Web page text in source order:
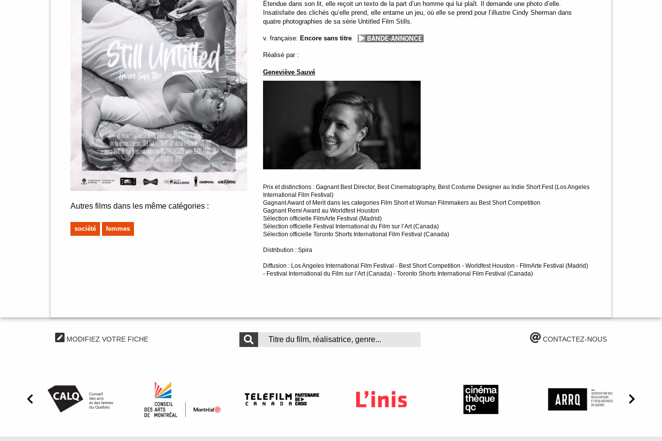
Autres films dans les même catégories :
société femmes
Étendue dans son lit, elle reçoit un texto de la part d’un homme qui lui plaît. Il demande une photo d’elle.
Insatisfaite des clichés qu’elle prend, elle entame un jeu, où elle se prend pour l’illustre Cindy Sherman dans
quatre photographies de sa série Untitled Film Stills.
v. française: Encore sans titre
Réalisé par :
Geneviève Sauvé
Prix et distinctions : Gagnant Best Director, Best Cinematography, Best Costume Designer au Indie Short Fest (Los Angeles
International Film Festival)
Gagnant Award of Merit dans les categories Film Short et Woman Filmmakers au Best Short Competition
Gagnant Remi Award au Worldfest Houston
Sélection officielle FilmArte Festival (Madrid)
Sélection officielle Festival International du Film sur l’Art (Canada)
Sélection officielle Toronto Shorts International Film Festival (Canada)
Distribution : Spira
Diffusion : Los Angeles International Film Festival - Best Short Competition - Worldfest Houston - FilmArte Festival (Madrid)
- Festival International du Film sur l’Art (Canada) - Toronto Shorts International Film Festival (Canada)
MODIFIEZ VOTRE FICHE CONTACTEZ-NOUS